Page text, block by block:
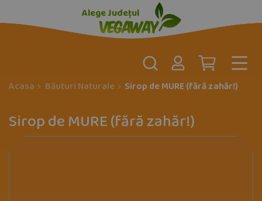
Alege Județul
Acasa Băuturi Naturale Sirop de MURE (fără zahăr!)
Sirop de MURE (fără zahăr!)